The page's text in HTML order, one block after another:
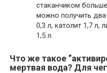
стаканчиком
можно получить
0,3 л, католит 1,7 л,
1,5 л.
Что же такое
мертвая вода? Для